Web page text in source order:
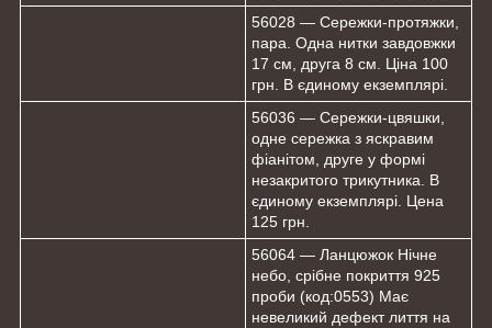
56028 — Сережки-протяжки,
пара. Одна нитки завдовжки
17 см, друга 8 см. Ціна 100
грн. В єдиному екземплярі.
56036 — Сережки-цвяшки,
одне сережка з яскравим
фіанітом, друге у формі
незакритого трикутника. В
єдиному екземплярі. Цена
125 грн.
56064 — Ланцюжок Нічне
небо, срібне покриття 925
проби (код:0553) Має
невеликий дефект лиття на